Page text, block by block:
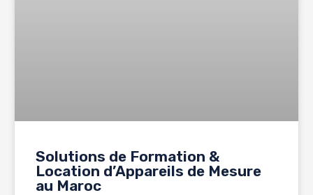
Solutions de Formation &
Location d’Appareils de Mesure
au Maroc